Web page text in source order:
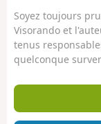
Soyez toujours
Visorando et
tenus
quelconque